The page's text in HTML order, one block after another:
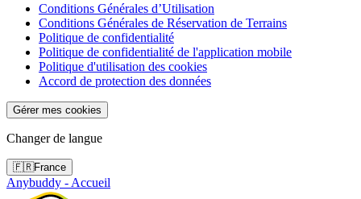
Conditions Générales d’Utilisation
Conditions Générales de Réservation de Terrains
Politique de confidentialité
Politique de confidentialité de l'application mobile
Politique d'utilisation des cookies
Accord de protection des données
Gérer mes cookies
Changer de langue
🇫🇷France
Anybuddy - Accueil